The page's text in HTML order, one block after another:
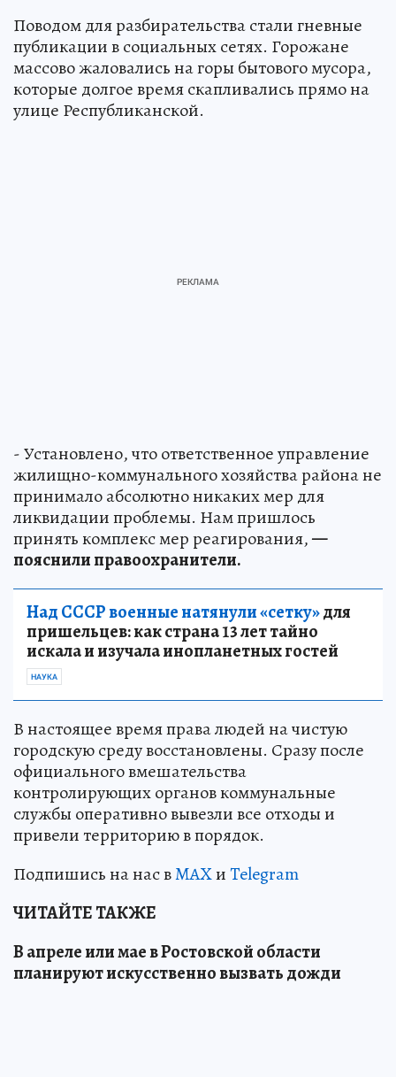
Поводом для разбирательства стали гневные
публикации в социальных сетях. Горожане
массово жаловались на горы бытового мусора,
которые долгое время скапливались прямо на
улице Республиканской.
- Установлено, что ответственное управление
жилищно-коммунального хозяйства района не
принимало абсолютно никаких мер для
ликвидации проблемы. Нам пришлось
принять комплекс мер реагирования,—
пояснили правоохранители.
Над СССР военные натянули «сетку»для
пришельцев: как страна 13 лет тайно
искала и изучала инопланетных гостей
НАУКА
В настоящее время права людей на чистую
городскую среду восстановлены. Сразу после
официального вмешательства
контролирующих органов коммунальные
службы оперативно вывезли все отходы и
привели территорию в порядок.
Подпишись на нас вMAXиTelegram
ЧИТАЙТЕ ТАКЖЕ
В апреле или мае в Ростовской области
планируют искусственно вызвать дожди